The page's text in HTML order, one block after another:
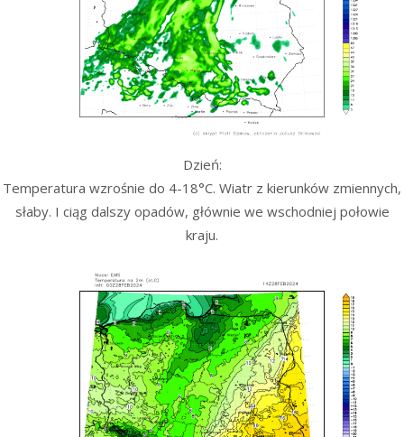
Dzień:
Temperatura wzrośnie do 4-18°C. Wiatr z kierunków zmiennych,
słaby. I ciąg dalszy opadów, głównie we wschodniej połowie
kraju.